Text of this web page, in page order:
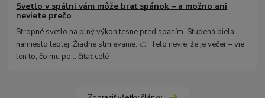
Svetlo v spálni vám môže brať spánok – a možno ani
neviete prečo
Stropné svetlo na plný výkon tesne pred spaním. Studená biela
namiesto teplej. Žiadne stmievanie. 👉 Telo nevie, že je večer – vie
len to, čo mu po...čítať celé